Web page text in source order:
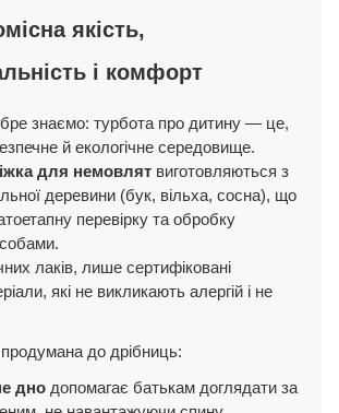
якість,
і комфорт
знаємо: турбота про дитину — це,
й екологічне середовище.
для немовлятвиготовляються з
деревини (бук, вільха, сосна), що
перевірку та обробку
лаків, лише сертифіковані
які не викликають алергій і не
до дрібниць:
дно допомагає батькам доглядати за